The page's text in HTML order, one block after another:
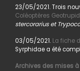
23/05/2021. Trois
Coléoptères
stercorarius et
03/05/2021. La fiche
Syrphidae a été
Archives des mises à